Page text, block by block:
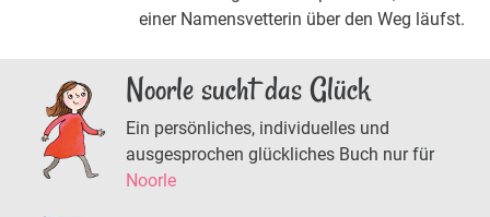
einer Namensvetterin über den Weg läufst.
Noorle sucht das Glück
Ein persönliches, individuelles und
ausgesprochen glückliches Buch nur für
Noorle